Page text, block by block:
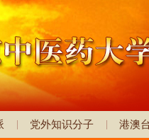
党外知识分子 港澳